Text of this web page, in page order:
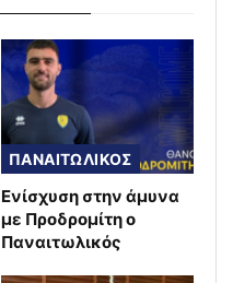
ΠΑΝΑΙΤΩΛΙΚΟΣ
Ενίσχυση στην άμυνα
με Προδρομίτη ο
Παναιτωλικός